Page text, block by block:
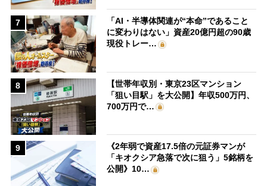
7
「AI・半導体関連が“本命”であること
に変わりはない」資産20億円超の90歳
現役トレー…
8
【世帯年収別・東京23区マンション
「狙い目駅」を大公開】年収500万円、
700万円で…
9
《2年弱で資産17.5倍の元証券マンが
「キオクシア急落で次に狙う」5銘柄を
公開》10…